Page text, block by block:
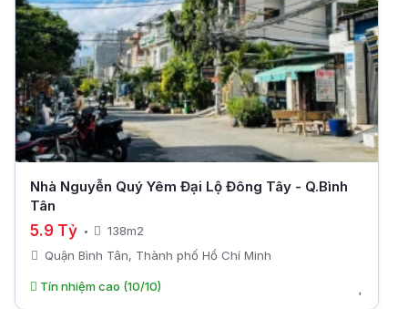
Nhà Nguyễn Quý Yêm Đại Lộ Đông Tây - Q.Bình
Tân
5.9 Tỷ
138m2
Quận Bình Tân, Thành phố Hồ Chí Minh
Tín nhiệm cao (10/10)